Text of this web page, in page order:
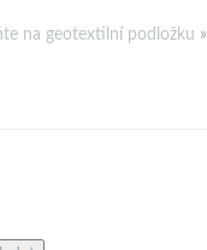
na geotextilní podložku »